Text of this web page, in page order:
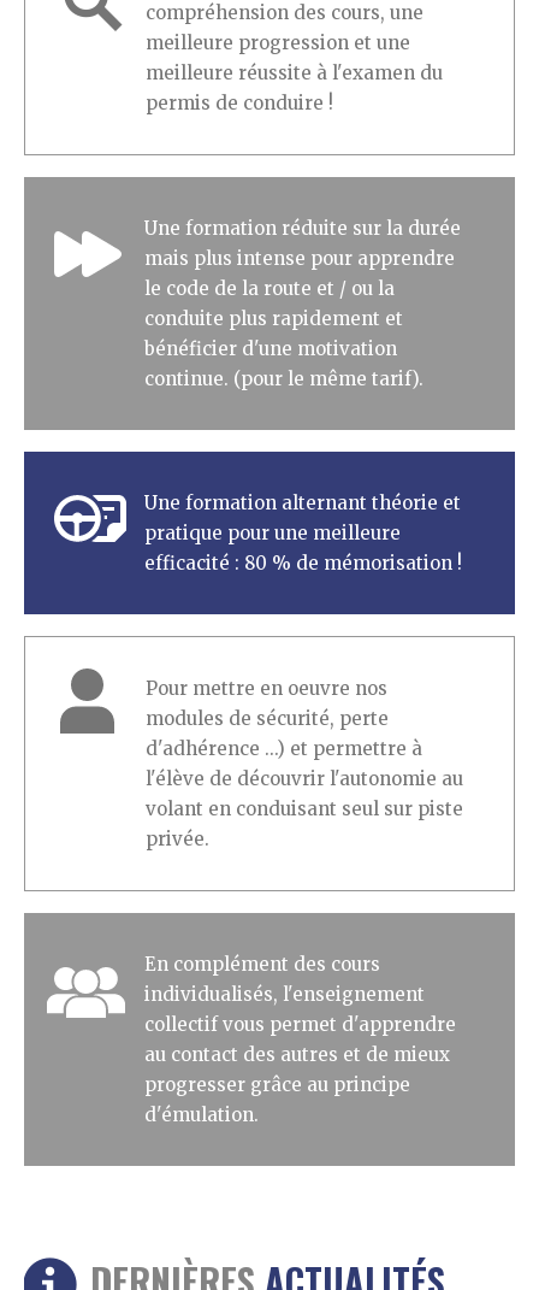
compréhension des cours, une
meilleure progression et une
meilleure réussite à l'examen du
permis de conduire !
Une formation réduite sur la durée
mais plus intense pour apprendre
le code de la route et / ou la
conduite plus rapidement et
bénéficier d'une motivation
continue. (pour le même tarif).
Une formation alternant théorie et
pratique pour une meilleure
efficacité : 80 % de mémorisation !
Pour mettre en oeuvre nos
modules de sécurité, perte
d'adhérence ...) et permettre à
l'élève de découvrir l'autonomie au
volant en conduisant seul sur piste
privée.
En complément des cours
individualisés, l'enseignement
collectif vous permet d'apprendre
au contact des autres et de mieux
progresser grâce au principe
d'émulation.